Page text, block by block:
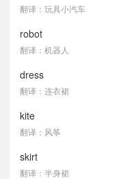
翻译：玩具小汽车
robot
翻译：机器人
dress
翻译：连衣裙
kite
翻译：风筝
skirt
翻译：半身裙